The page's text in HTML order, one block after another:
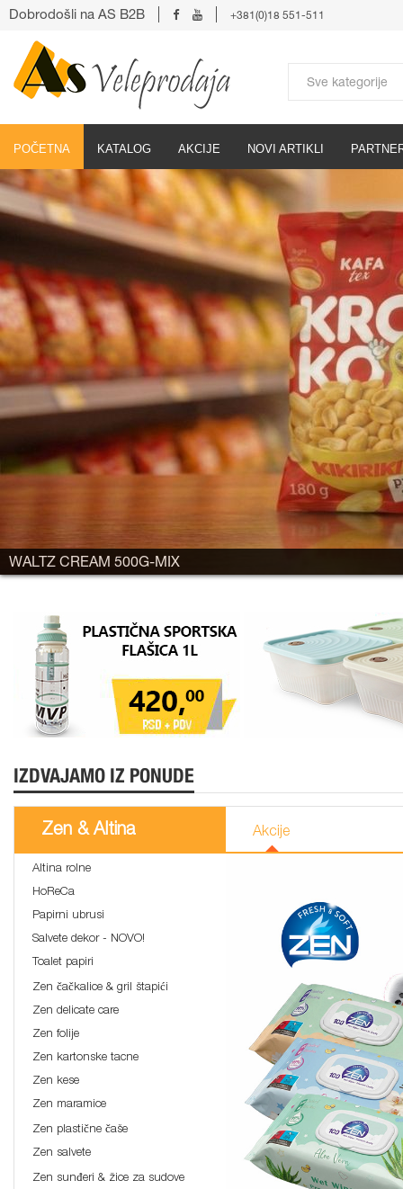
POČETNA KATALOG AKCIJE NOVI ARTIKLI
Dobrodošli na AS B2B +381(0)18 551-511
WALTZ CREAM 500G-MIX
IZDVAJAMO IZ PONUDE
Zen & Altina Akcije
Altina rolne
HoReCa
Papirni ubrusi
Salvete dekor - NOVO!
Toalet papiri
Zen čačkalice & gril štapići
Zen delicate care
Zen folije
Zen kartonske tacne
Zen kese
Zen maramice
Zen plastične čaše
Zen salvete
Zen sunđeri & žice za sudove